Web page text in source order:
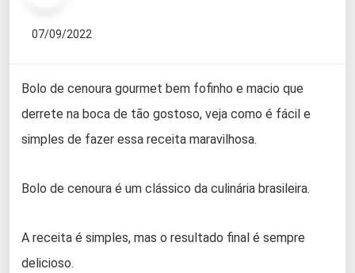
07/09/2022
Bolo de cenoura gourmet bem fofinho e macio que
derrete na boca de tão gostoso, veja como é fácil e
simples de fazer essa receita maravilhosa.
Bolo de cenoura é um clássico da culinária brasileira.
A receita é simples, mas o resultado final é sempre
delicioso.